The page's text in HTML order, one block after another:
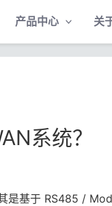
产品中心 关
系统？
基于 RS485 /